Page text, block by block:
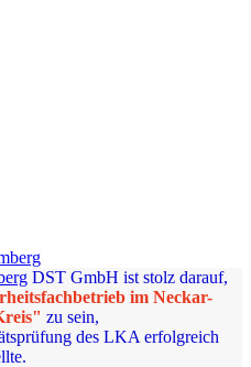
DST GmbH ist stolz darauf,
im Neckar-
zu sein,
des LKA erfolgreich